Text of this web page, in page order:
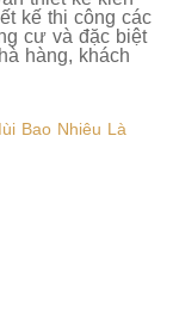
kế thi công các
cư và đặc biệt
hàng, khách
Bao Nhiêu Là